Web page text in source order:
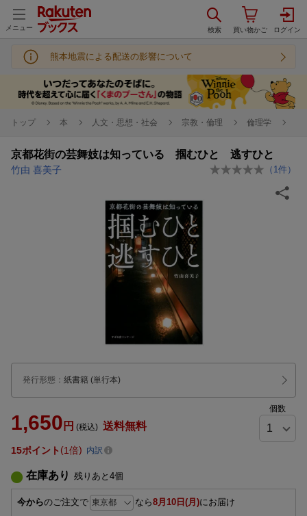
メニュー
熊本地震による配送の影響について
トップ 本 人文・思想・社会 宗教・倫理 倫理学
京都花街の芸舞妓は知っている 掴むひと 逃すひと
竹由 喜美子 （ 1 件）
発行形態 ： 紙書籍 (単行本)
1,650 円 (税込) 送料無料
個数
15ポイント 1倍 内訳
在庫あり 残りあと 4個
今からのご注文で なら8月10日(月)にお届け